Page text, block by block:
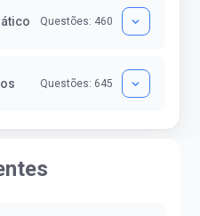
Questões: 460
Questões: 645